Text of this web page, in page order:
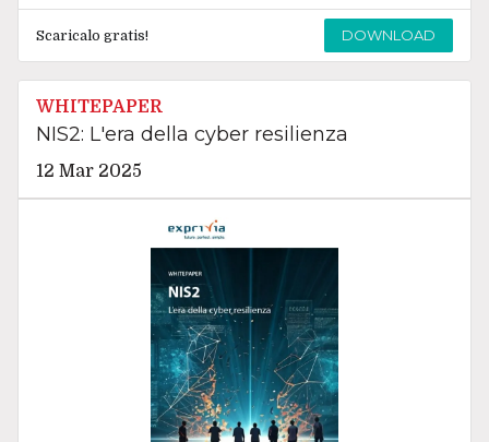
Scaricalo gratis! DOWNLOAD
WHITEPAPER
NIS2: L'era della cyber resilienza
12 Mar 2025